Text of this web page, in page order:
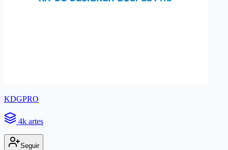
KDGPRO
4k artes
Seguir